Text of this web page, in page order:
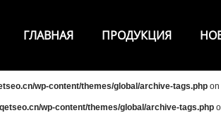
ГЛАВНАЯ ПРОДУКЦИЯ
wp-content/themes/global/archive-tags.php
wp-content/themes/global/archive-tags.php